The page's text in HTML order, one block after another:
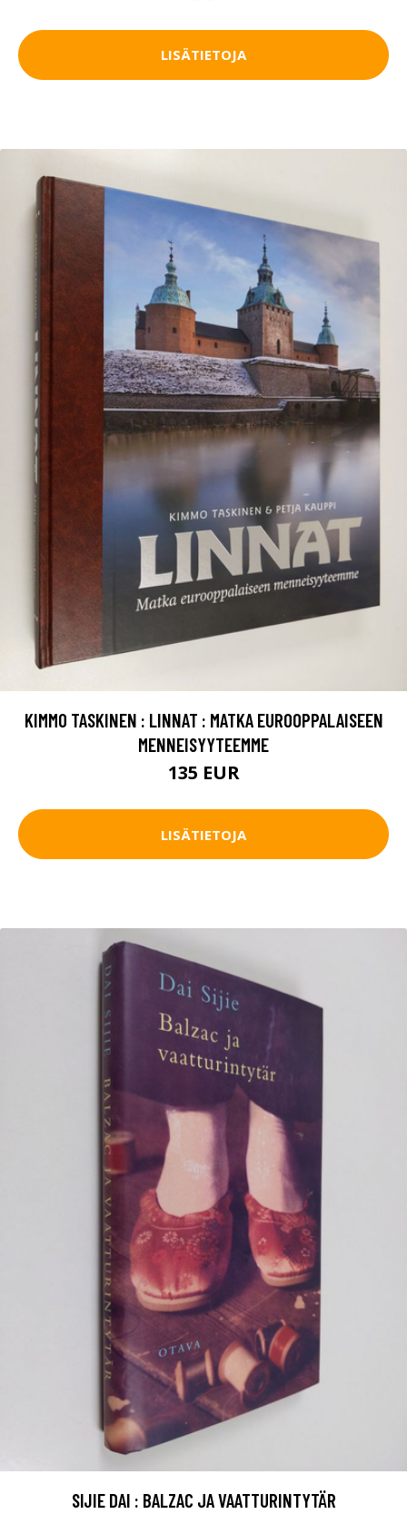
LISÄTIETOJA
KIMMO TASKINEN : LINNAT : MATKA EUROOPPALAISEEN
MENNEISYYTEEMME
135 EUR
LISÄTIETOJA
SIJIE DAI : BALZAC JA VAATTURINTYTÄR